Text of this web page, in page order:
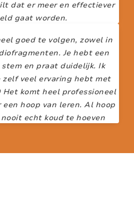
dat er meer en effectiever
gaat worden.
goed te volgen, zowel in
Je hebt een
en praat duidelijk. Ik
zelf veel ervaring hebt met
Het komt heel professioneel
een hoop van leren. Al hoop
echt koud te hoeven